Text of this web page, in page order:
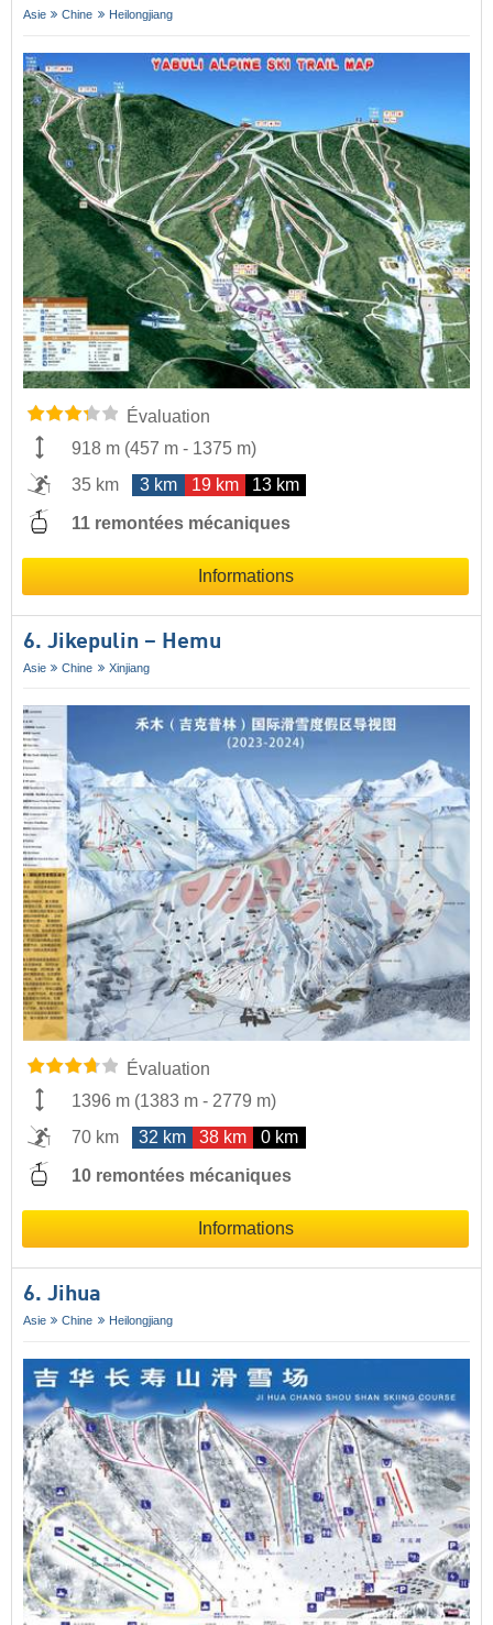
Asie Chine Heilongjiang
Évaluation
918 m (457 m - 1375 m)
35 km
3 km 19 km 13 km
11 remontées mécaniques
Informations
6. Jikepulin – Hemu
Asie Chine Xinjiang
Évaluation
1396 m (1383 m - 2779 m)
70 km
32 km 38 km 0 km
10 remontées mécaniques
Informations
6. Jihua
Asie Chine Heilongjiang